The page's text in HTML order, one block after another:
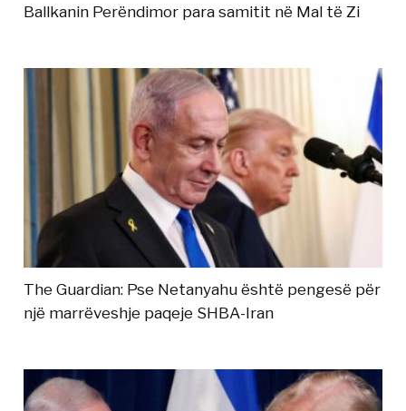
Ballkanin Perëndimor para samitit në Mal të Zi
The Guardian: Pse Netanyahu është pengesë për
një marrëveshje paqeje SHBA-Iran